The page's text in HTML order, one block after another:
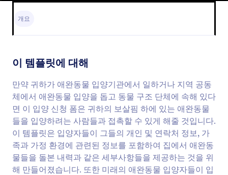
개요
이 템플릿에 대해
만약 귀하가 애완동물 입양기관에서 일하거나 지역 공동
체에서 애완동물 입양을 돕고 동물 구조 단체에 속해 있다
면 이 입양 신청 폼은 귀하의 보살핌 하에 있는 애완동물
들을 입양하려는 사람들과 접촉할 수 있게 해줄 것입니다.
이 템플릿은 입양자들이 그들의 개인 및 연락처 정보, 가
족과 가정 환경에 관련된 정보를 포함하여 집에서 애완동
물들을 돌본 내력과 같은 세부사항들을 제공하는 것을 위
해 만들어졌습니다. 또한 미래의 애완동물 입양자들이 입
하는 사항들을 수집할 수 있게 합니다. 귀하는 많은
으며 웹사이트에 임베드 하거나 독립적인 폼으로도 사
용할 수 있습니다.
미리보기